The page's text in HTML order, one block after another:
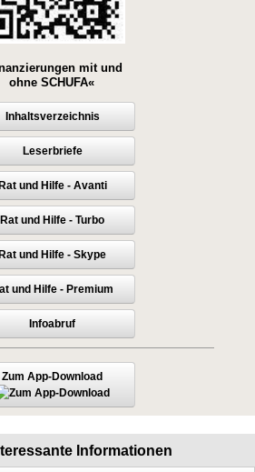
mit und
ohne SCHUFA«
Inhaltsverzeichnis
Leserbriefe
Rat und Hilfe - Avanti
Rat und Hilfe - Turbo
Rat und Hilfe - Skype
und Hilfe - Premium
Infoabruf
Zum App-Download
Informationen